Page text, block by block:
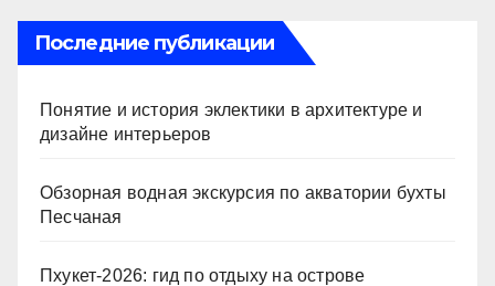
ki
Последние публикации
Понятие и история эклектики в архитектуре и
дизайне интерьеров
Обзорная водная экскурсия по акватории бухты
Песчаная
Пхукет-2026: гид по отдыху на острове